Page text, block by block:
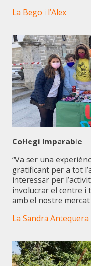
La Bego i l’Alex
Col·legi Imparable
“Va ser una
gratificant per a tot
interessar per
involucrar el centre i
amb el nostre
La Sandra Antequera